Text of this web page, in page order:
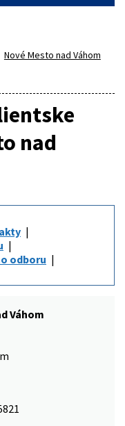
Nové Mesto nad Váhom
nad
odboru
Váhom